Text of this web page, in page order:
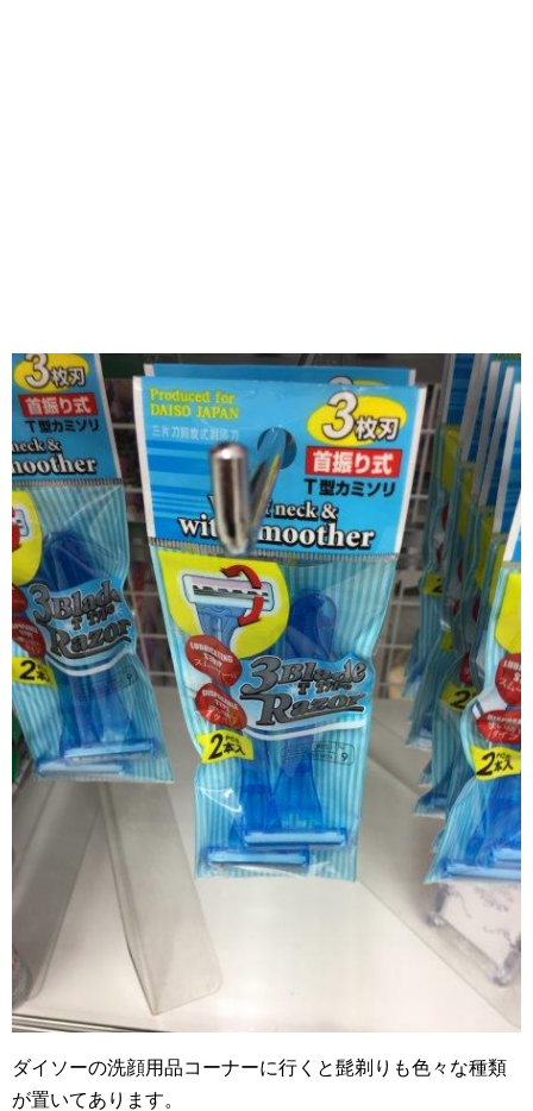
ダイソーの洗顔用品コーナーに行くと髭剃りも色々な種類
が置いてあります。